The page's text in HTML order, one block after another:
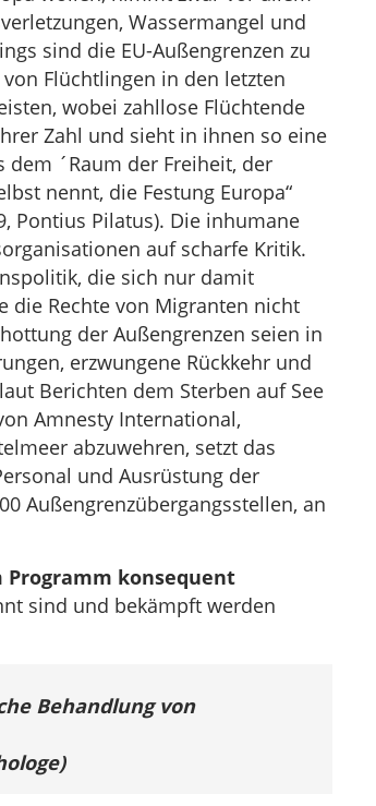
Wassermangel und
sind die EU-Außengrenzen zu
Flüchtlingen in den letzten
wobei zahllose Flüchtende
Zahl und sieht in ihnen so eine
´Raum der Freiheit, der
nennt, die Festung Europa“
Pontius Pilatus). Die inhumane
auf scharfe Kritik.
die sich nur damit
die Rechte von Migranten nicht
der Außengrenzen seien in
erzwungene Rückkehr und
Berichten dem Sterben auf See
Amnesty International,
abzuwehren, setzt das
und Ausrüstung der
Außengrenzübergangsstellen, an
Programm konsequent
sind und bekämpft werden
Behandlung von